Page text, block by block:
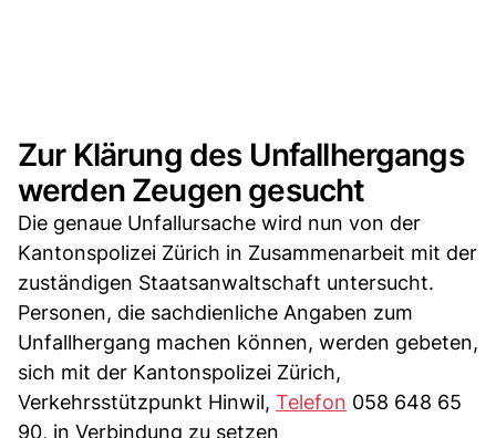
Zur Klärung des Unfallhergangs
werden Zeugen gesucht
Die genaue Unfallursache wird nun von der
Kantonspolizei Zürich in Zusammenarbeit mit der
zuständigen Staatsanwaltschaft untersucht.
Personen, die sachdienliche Angaben zum
Unfallhergang machen können, werden gebeten,
sich mit der Kantonspolizei Zürich,
Verkehrsstützpunkt Hinwil, Telefon 058 648 65
90, in Verbindung zu setzen